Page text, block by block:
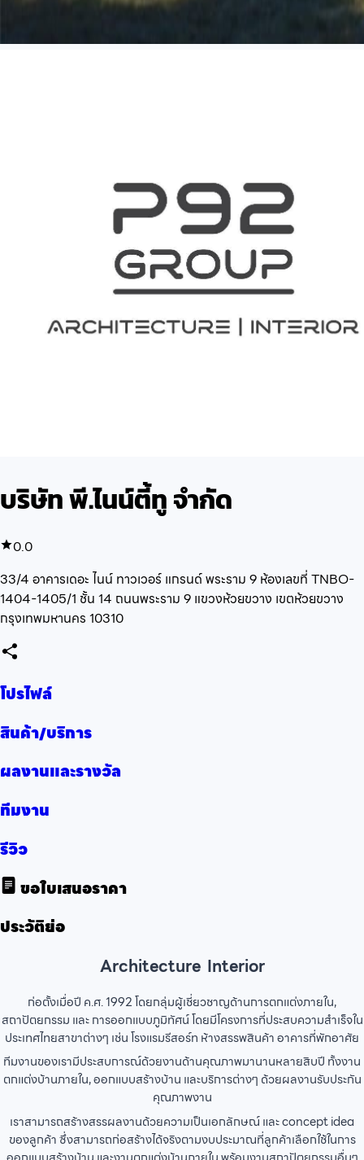
บริษัท พี.ไนน์ตี้ทู จำกัด
0.0
33/4 อาคารเดอะ ไนน์ ทาวเวอร์ แกรนด์ พระราม 9 ห้องเลขที่ TNBO-
1404-1405/1 ชั้น 14 ถนนพระราม 9 แขวงห้วยขวาง เขตห้วยขวาง
กรุงเทพมหานคร 10310
โปรไฟล์
สินค้า/บริการ
ผลงานและรางวัล
ทีมงาน
รีวิว
ขอใบเสนอราคา
ประวัติย่อ
Architecture Interior
ก่อตั้งเมื่อปี ค.ศ. 1992 โดยกลุ่มผู้เชี่ยวชาญด้านการตกแต่งภายใน,
สถาปัตยกรรม และ การออกแบบภูมิทัศน์ โดยมีโครงการที่ประสบความสำเร็จใน
ประเทศไทยสาขาต่างๆ เช่น โรงแรมรีสอร์ท ห้างสรรพสินค้า อาคารที่พักอาศัย
ทีมงานของเรามีประสบการณ์ด้วยงานด้านคุณภาพมานานหลายสิบปี ทั้งงาน
ตกแต่งบ้านภายใน, ออกแบบสร้างบ้าน และบริการต่างๆ ด้วยผลงานรับประกัน
คุณภาพงาน
เราสามารถสร้างสรรผลงานด้วยความเป็นเอกลักษณ์ และ concept idea
ของลูกค้า ซึ่งสามารถก่อสร้างได้จริงตามงบประมาณที่ลูกค้าเลือกใช้ในการ